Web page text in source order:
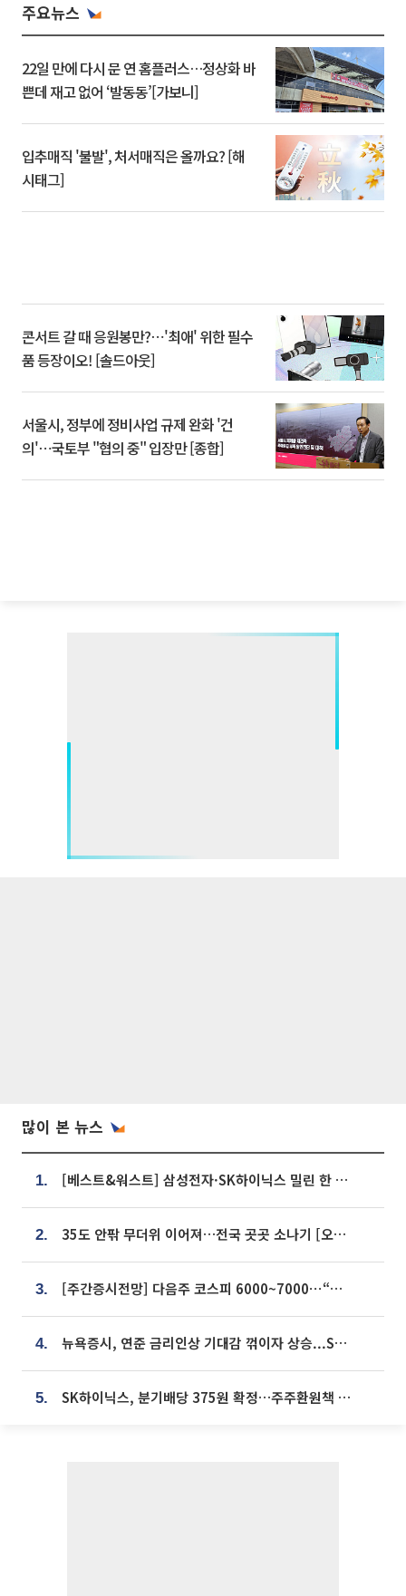
주요뉴스
22일 만에 다시 문 연 홈플러스…정상화 바
쁜데 재고 없어 ‘발동동’[가보니]
입추매직 '불발', 처서매직은 올까요? [해
시태그]
콘서트 갈 때 응원봉만?⋯'최애' 위한 필수
품 등장이오! [솔드아웃]
서울시, 정부에 정비사업 규제 완화 '건
의'⋯국토부 "협의 중" 입장만 [종합]
많이 본 뉴스
1. [베스트&워스트] 삼성전자·SK하이닉스 밀린 한 주…상상인증권은 85% 급등
2. 35도 안팎 무더위 이어져…전국 곳곳 소나기 [오늘 날씨]
3. [주간증시전망] 다음주 코스피 6000~7000⋯“外人 수급은 정책이 변수”
4. 뉴욕증시, 연준 금리인상 기대감 꺾이자 상승...S&P500 사상 최고치 [종합]
5. SK하이닉스, 분기배당 375원 확정…주주환원책 9월로 앞당겨 발표